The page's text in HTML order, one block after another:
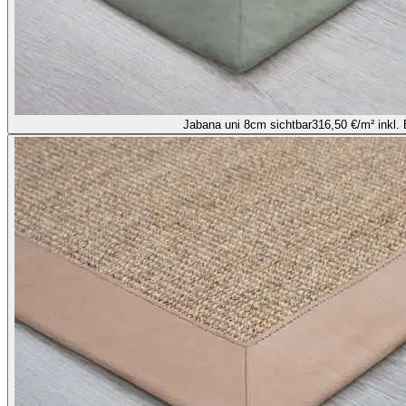
Jabana uni 8cm sichtbar316,50 €/m² inkl.